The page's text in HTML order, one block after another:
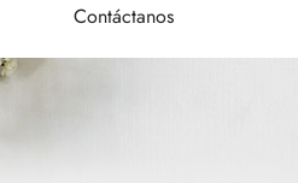
Contáctanos